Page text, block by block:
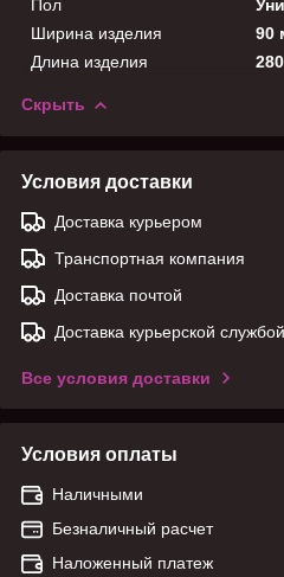
Пол
Ширина изделия
90
Длина изделия
Скрыть
Условия доставки
Доставка курьером
Транспортная компания
Доставка почтой
Доставка курьерской службой
Все условия доставки
Условия оплаты
Наличными
Безналичный расчет
Наложенный платеж